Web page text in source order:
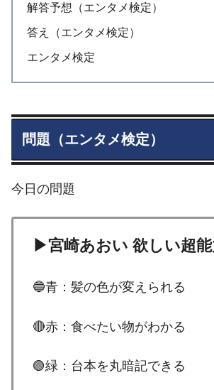
解答予想（エンタメ検定）
答え（エンタメ検定）
エンタメ検定
問題（エンタメ検定）
今日の問題
▶宮崎あおい 欲しい超能
🔵青：髪の色が変えられる
🔴赤：食べたい物がわかる
🟢緑：台本を丸暗記できる